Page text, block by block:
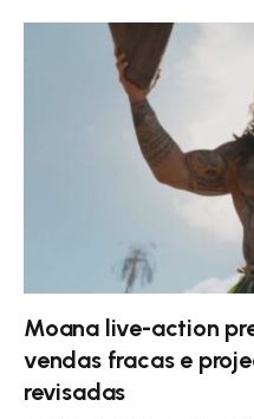
Moana live-action
vendas fracas e
revisadas